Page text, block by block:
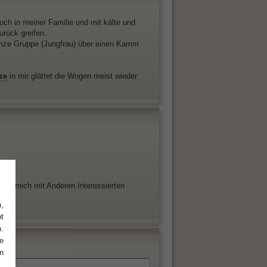
in meiner Familie und mit kälte und
greifen.
Gruppe (Jungfrau) über einen Kamm
in mir glättet die Wogen meist wieder.
mich mit Anderen Interessierten